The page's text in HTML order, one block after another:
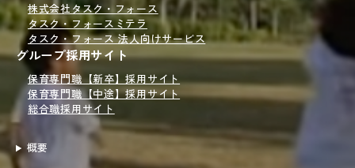
株式会社タスク・フォース
タスク・フォースミテラ
タスク・フォース 法人向けサービス
グループ採用サイト
保育専門職【新卒】採用サイト
保育専門職【中途】採用サイト
総合職採用サイト
概要